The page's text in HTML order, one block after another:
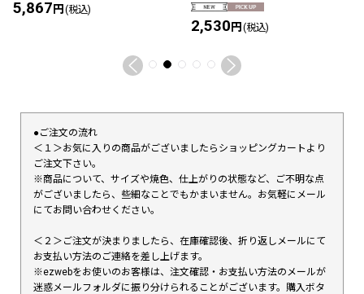
5,867円 (税込)
2,530円 (税込)
●ご注文の流れ
＜１＞お気に入りの商品がございましたらショッピングカートより
ご注文下さい。
※商品について、サイズや焼色、仕上がりの状態など、ご不明な点
がございましたら、些細なことでもかまいません。お気軽にメール
にてお問い合わせください。
＜２＞ご注文が決まりましたら、在庫確認後、折り返しメールにて
お支払い方法のご連絡を差し上げます。
※ezwebをお使いのお客様は、注文確認・お支払い方法のメールが
迷惑メールフォルダに振り分けられることがございます。購入ボタ